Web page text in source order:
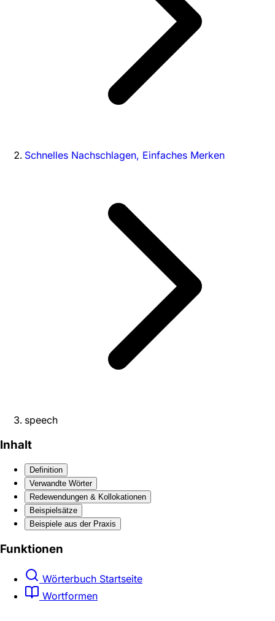
Schnelles Nachschlagen, Einfaches Merken
speech
Inhalt
Definition
Verwandte Wörter
Redewendungen & Kollokationen
Beispielsätze
Beispiele aus der Praxis
Funktionen
Wörterbuch Startseite
Wortformen